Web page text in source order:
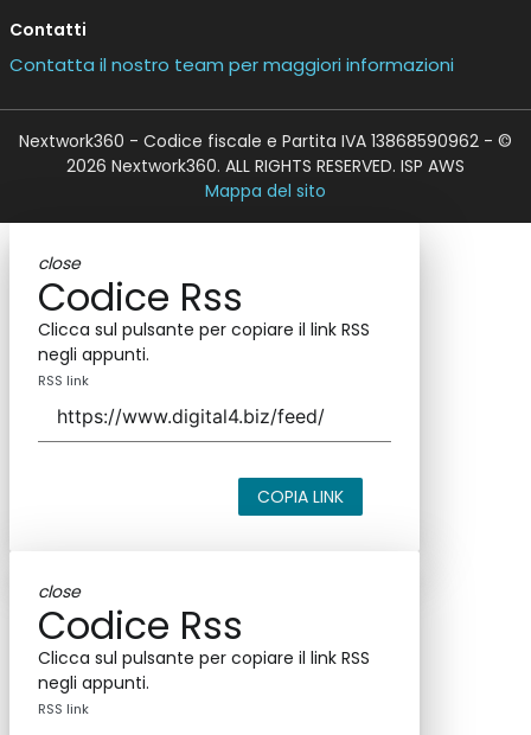
Contatti
Contatta il nostro team per maggiori informazioni
Nextwork360 - Codice fiscale e Partita IVA 13868590962 - ©
2026 Nextwork360. ALL RIGHTS RESERVED. ISP AWS
Mappa del sito
close
Codice Rss
Clicca sul pulsante per copiare il link RSS
negli appunti.
RSS link
COPIA LINK
close
Codice Rss
Clicca sul pulsante per copiare il link RSS
negli appunti.
RSS link